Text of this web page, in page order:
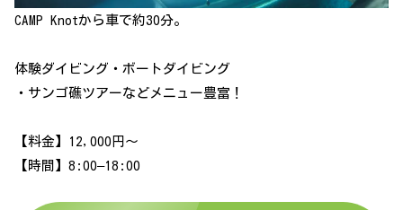
CAMP Knotから車で約30分。
体験ダイビング・ボートダイビング
・サンゴ礁ツアーなどメニュー豊富！
【料金】12,000円〜
【時間】8:00–18:00